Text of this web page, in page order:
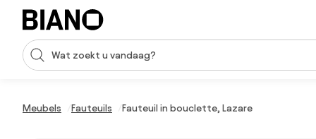
Navigatie overslaan, naar inhoud springen
Zoekopdracht invoeren
Meubels Fauteuils Fauteuil in bouclette, Lazare